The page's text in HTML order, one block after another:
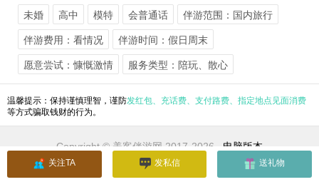
未婚 高中 模特 会普通话 伴游范围：国内旅行
伴游费用：看情况 伴游时间：假日周末
愿意尝试：慷慨激情 服务类型：陪玩、散心
温馨提示：保持谨慎理智，谨防发红包、充话费、支付路费、指定地点见面消费
等方式骗取钱财的行为。
关注TA 发私信 送礼物
Copyright © 美客伴游网 2017-2026 电脑版本